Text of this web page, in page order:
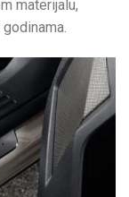
materijalu,